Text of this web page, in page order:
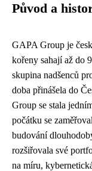
Původ a
GAPA Group je
kořeny sahají až do
skupina nadšenců
doba přinášela do
Group se stala
počátku se
budování
rozšiřovala své
na míru,